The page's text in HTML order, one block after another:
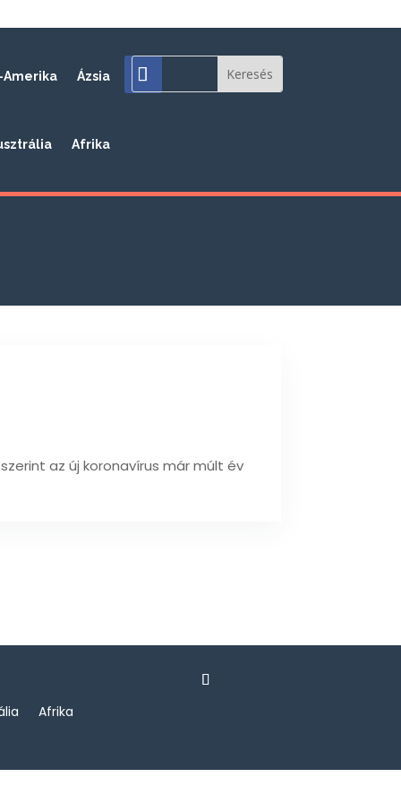
Amerika Ázsia
Afrika
az új koronavírus már múlt év
Afrika